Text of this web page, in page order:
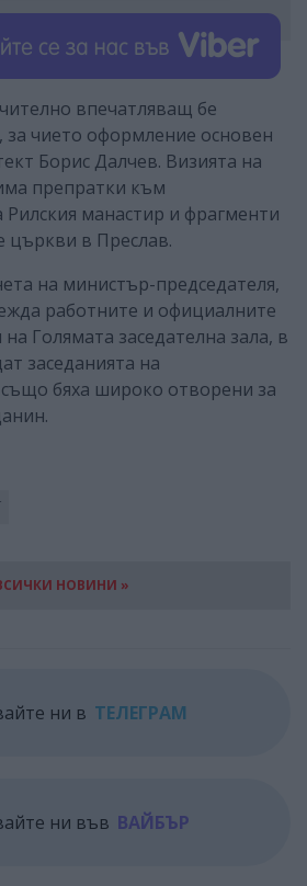
впечатляващ бе
за чието оформление основен
Борис Далчев. Визията на
препратки към
Рилския манастир и фрагменти
църкви в Преслав.
на министър-председателя,
работните и официалните
Голямата заседателна зала, в
заседанията на
бяха широко отворени за
НОВИНИ »
ни в ТЕЛЕГРАМ
ни във ВАЙБЪР